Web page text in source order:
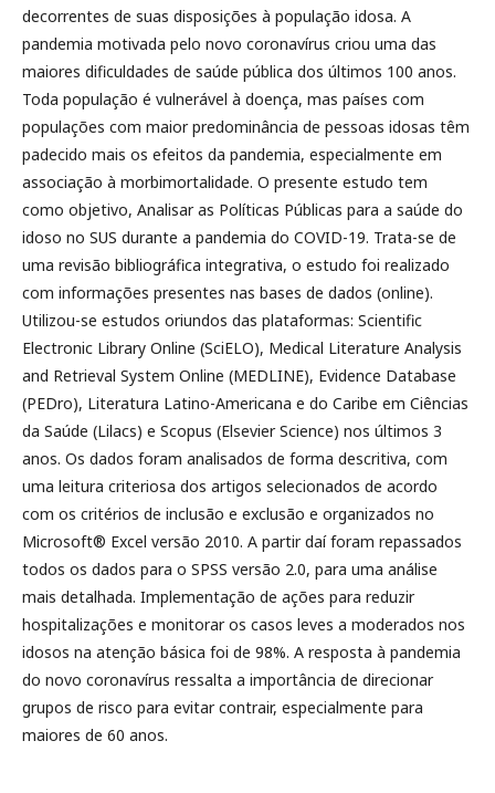
decorrentes de suas disposições à população idosa. A
pandemia motivada pelo novo coronavírus criou uma das
maiores dificuldades de saúde pública dos últimos 100 anos.
Toda população é vulnerável à doença, mas países com
populações com maior predominância de pessoas idosas têm
padecido mais os efeitos da pandemia, especialmente em
associação à morbimortalidade. O presente estudo tem
como objetivo, Analisar as Políticas Públicas para a saúde do
idoso no SUS durante a pandemia do COVID-19. Trata-se de
uma revisão bibliográfica integrativa, o estudo foi realizado
com informações presentes nas bases de dados (online).
Utilizou-se estudos oriundos das plataformas: Scientific
Electronic Library Online (SciELO), Medical Literature Analysis
and Retrieval System Online (MEDLINE), Evidence Database
(PEDro), Literatura Latino-Americana e do Caribe em Ciências
da Saúde (Lilacs) e Scopus (Elsevier Science) nos últimos 3
anos. Os dados foram analisados de forma descritiva, com
uma leitura criteriosa dos artigos selecionados de acordo
com os critérios de inclusão e exclusão e organizados no
Microsoft® Excel versão 2010. A partir daí foram repassados
todos os dados para o SPSS versão 2.0, para uma análise
mais detalhada. Implementação de ações para reduzir
hospitalizações e monitorar os casos leves a moderados nos
idosos na atenção básica foi de 98%. A resposta à pandemia
do novo coronavírus ressalta a importância de direcionar
grupos de risco para evitar contrair, especialmente para
maiores de 60 anos.